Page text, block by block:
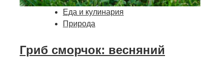
Еда и кулинария
Природа
Гриб сморчок: весняний